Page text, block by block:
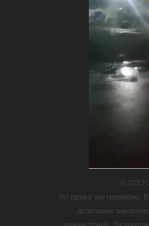
© 2012-
Усі права застережено.
дозволено